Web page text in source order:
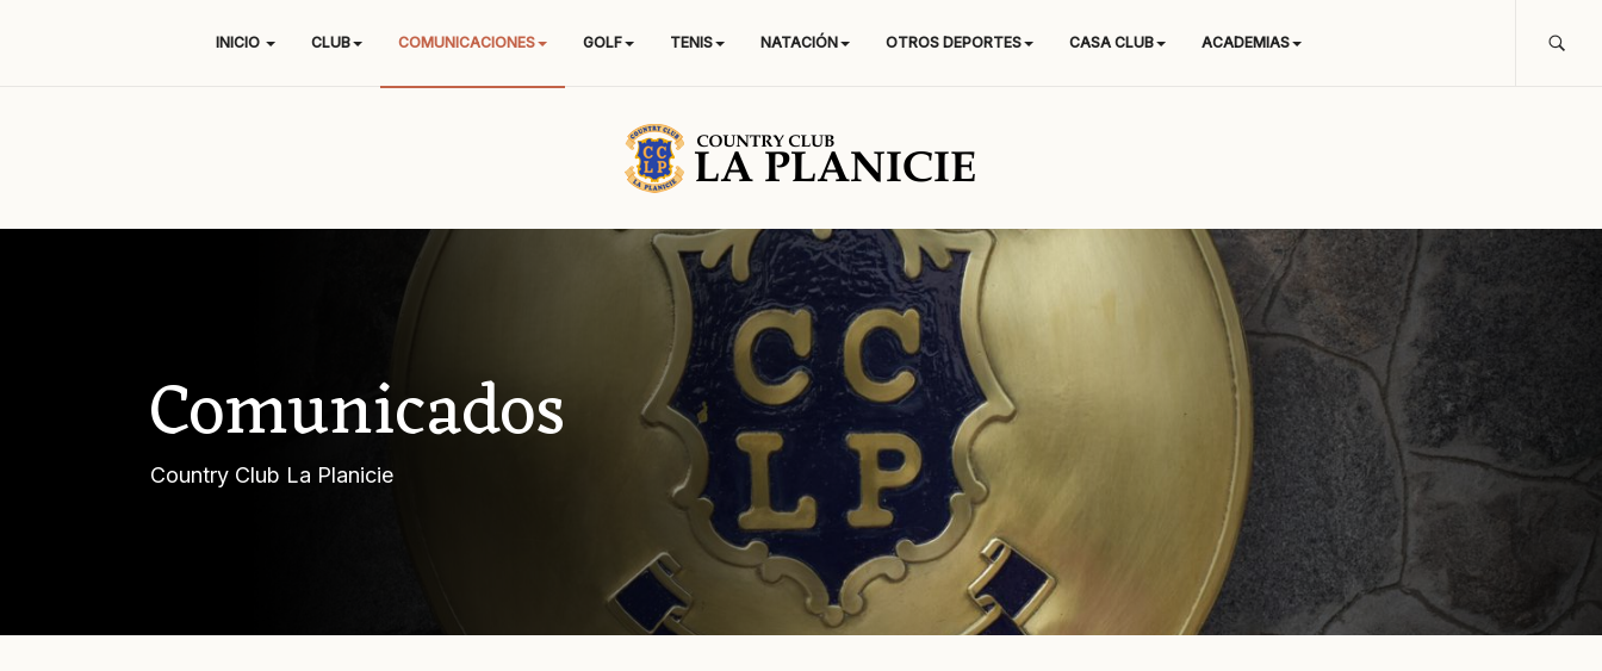
INICIO CLUB COMUNICACIONES GOLF TENIS NATACIÓN OTROS DEPORTES CASA CLUB ACADEMIAS
Comunicados
Country Club La Planicie